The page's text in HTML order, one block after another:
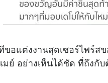
อแต่งงานสุดเซอร์ไพร์ส
ย์ อย่างเห็นได้ชัด ที่ถึงกั